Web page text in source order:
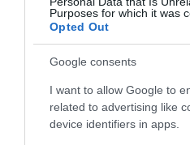
Purposes for which it was
Opted Out
Google consents
I want to allow Google to
related to advertising like
device identifiers in apps.
Ez is érdekelhet!
a dinasztia